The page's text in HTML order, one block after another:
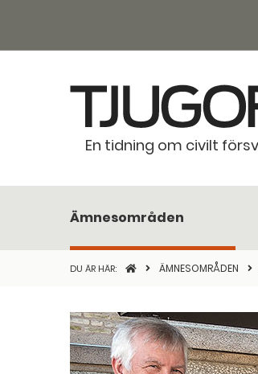
En tidning om civilt
Ämnesområden
DU ÄR HÄR: STARTSIDANÄMNESOMRÅDEN